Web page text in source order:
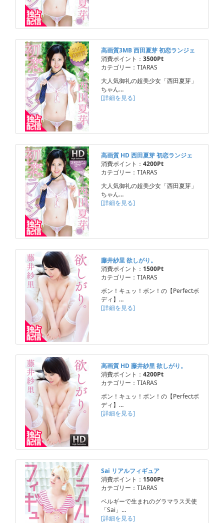
高画質3MB 西田夏芽 初恋ランジェ
消費ポイント： 3500Pt
カテゴリー：TIARAS
大人気御礼の超美少女「西田夏芽」
ちゃん…
[詳細を見る]
高画質 HD 西田夏芽 初恋ランジェ
消費ポイント： 4200Pt
カテゴリー：TIARAS
大人気御礼の超美少女「西田夏芽」
ちゃん…
[詳細を見る]
藤井紗里 欲しがり。
消費ポイント： 1500Pt
カテゴリー：TIARAS
ボン！キュッ！ボン！の【Perfectボ
ディ】…
[詳細を見る]
高画質 HD 藤井紗里 欲しがり。
消費ポイント： 4200Pt
カテゴリー：TIARAS
ボン！キュッ！ボン！の【Perfectボ
ディ】…
[詳細を見る]
Sai リアルフィギュア
消費ポイント： 1500Pt
カテゴリー：TIARAS
ベルギーで生まれのグラマラス天使
「Sai」…
[詳細を見る]